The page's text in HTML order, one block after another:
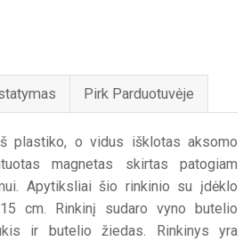
Pirk Parduotuvėje
iš plastiko, o vidus išklotas aksomo
magnetas skirtas patogiam
Apytiksliai šio rinkinio su įdėklo
cm. Rinkinį sudaro vyno butelio
ir butelio žiedas. Rinkinys yra